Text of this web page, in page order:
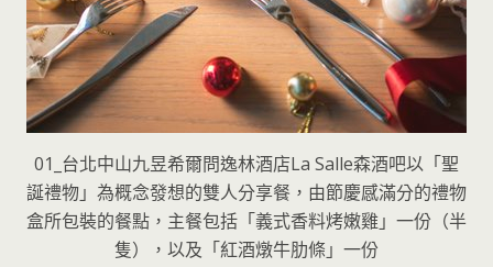
01_台北中山九昱希爾問逸林酒店La Salle森酒吧以「聖
誕禮物」為概念發想的雙人分享餐，由節慶感滿分的禮物
盒所包裝的餐點，主餐包括「義式香料烤嫩雞」一份（半
隻），以及「紅酒燉牛肋條」一份